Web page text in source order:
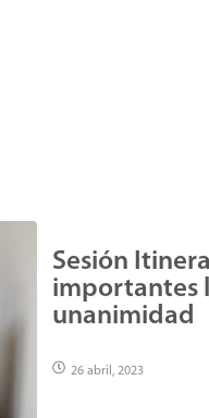
Sesión
importantes
unanimidad
26 abril, 2023